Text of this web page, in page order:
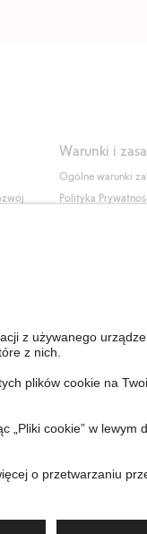
Warunki i
Ogólne warunki
Polityka